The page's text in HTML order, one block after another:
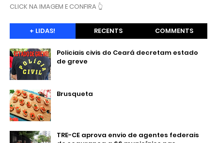
CLICK NA IMAGEM E CONFIRA 👆
+ LIDAS! RECENTS COMMENTS
Policiais civis do Ceará decretam estado
de greve
Brusqueta
TRE-CE aprova envio de agentes federais